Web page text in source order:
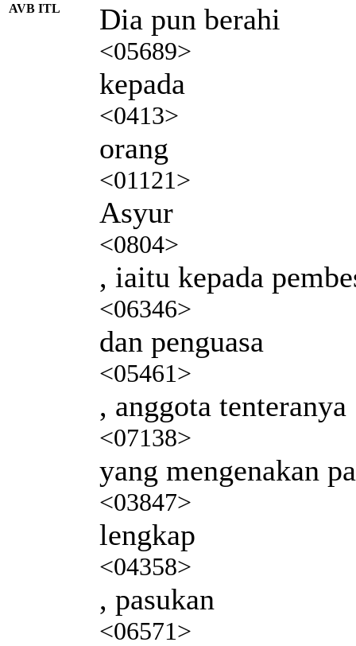
AVB ITL Dia pun berahi
<05689>
kepada
<0413>
orang
<01121>
Asyur
<0804>
, iaitu kepada
<06346>
dan penguasa
<05461>
, anggota tenteranya
<07138>
yang mengenakan
<03847>
lengkap
<04358>
, pasukan
<06571>